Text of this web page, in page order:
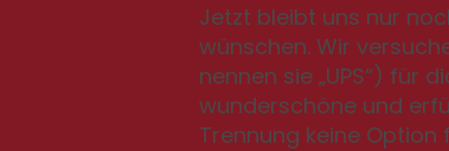
Jetzt bleibt uns nur
wünschen. Wir
nennen sie „UPS“) für
wunderschöne und
Trennung keine